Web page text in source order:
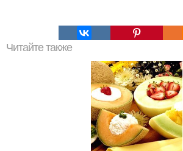
Читайте также